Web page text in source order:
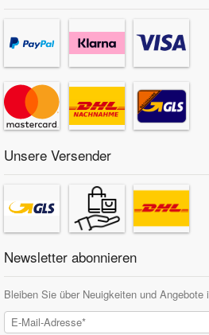
Unsere Versender
Newsletter abonnieren
Bleiben Sie über Neuigkeiten und Angebote